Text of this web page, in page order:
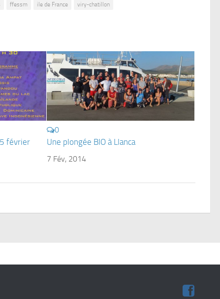
ffessm ile de France viry-chatillon
février
0
Une plongée BIO à Llanca
7 Fév, 2014